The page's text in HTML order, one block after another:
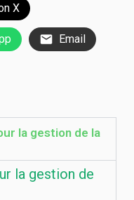
X
Email
la gestion de la
la gestion de